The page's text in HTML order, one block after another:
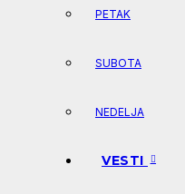
PETAK
SUBOTA
NEDELJA
VESTI